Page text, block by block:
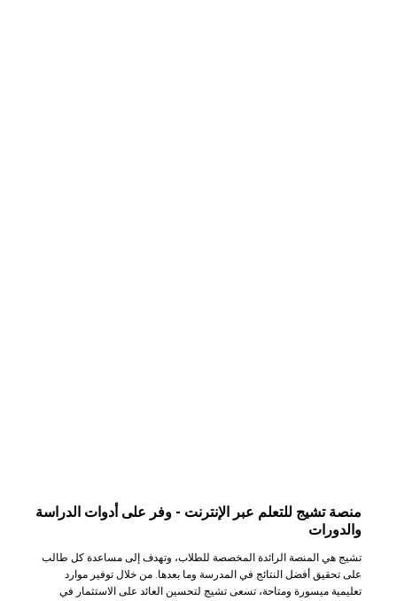
منصة تشيج للتعلم عبر الإنترنت - وفر على أدوات الدراسة
والدورات
تشيج هي المنصة الرائدة المخصصة للطلاب، وتهدف إلى مساعدة كل طالب
على تحقيق أفضل النتائج في المدرسة وما بعدها. من خلال توفير موارد
تعليمية ميسورة ومتاحة، تسعى تشيج لتحسين العائد على الاستثمار في